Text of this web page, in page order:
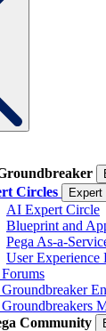
Circles Expert
AI Expert Circle
Blueprint and
Pega As-a-
User Experience
Groundbreaker
Groundbreakers
Community